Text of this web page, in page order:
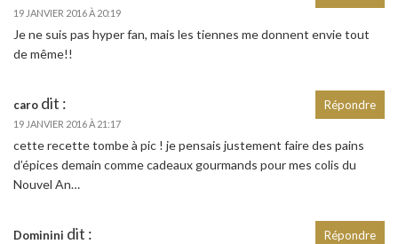
19 JANVIER 2016 À 20:19
Je ne suis pas hyper fan, mais les tiennes me donnent envie tout
de même!!
caro dit :
19 JANVIER 2016 À 21:17
cette recette tombe à pic ! je pensais justement faire des pains
d’épices demain comme cadeaux gourmands pour mes colis du
Nouvel An…
Répondre
Dominini dit : Répondre